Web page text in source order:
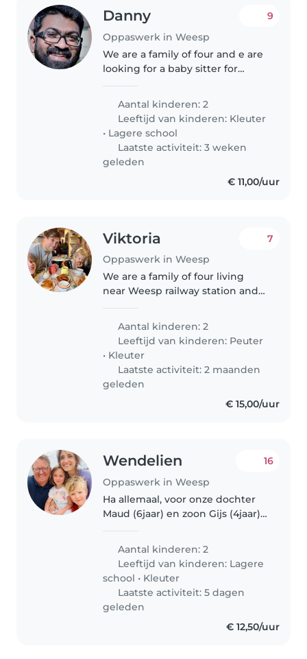
Danny
Oppaswerk in Weesp
9
We are a family of four and e are
looking for a baby sitter for
daughter will be at school . We
are from India , but..
Aantal kinderen: 2
Leeftijd van kinderen: Kleuter
• Lagere school
Laatste activiteit: 3 weken
geleden
€ 11,00/uur
Viktoria
Oppaswerk in Weesp
7
We are a family of four living
near Weesp railway station and
reliable babysitter for our
youngest son (3 years old). We
are looking for someone who is
Aantal kinderen: 2
Leeftijd van kinderen: Peuter
• Kleuter
Laatste activiteit: 2 maanden
geleden
€ 15,00/uur
Wendelien
Oppaswerk in Weesp
16
Ha allemaal, voor onze dochter
Maud (6jaar) en zoon Gijs (4jaar)
lieve ochtendoppas! Martijn en
ik zijn allebei arts en ons werk
begint vroeg, dus we..
Aantal kinderen: 2
Leeftijd van kinderen: Lagere
school • Kleuter
Laatste activiteit: 5 dagen
geleden
€ 12,50/uur